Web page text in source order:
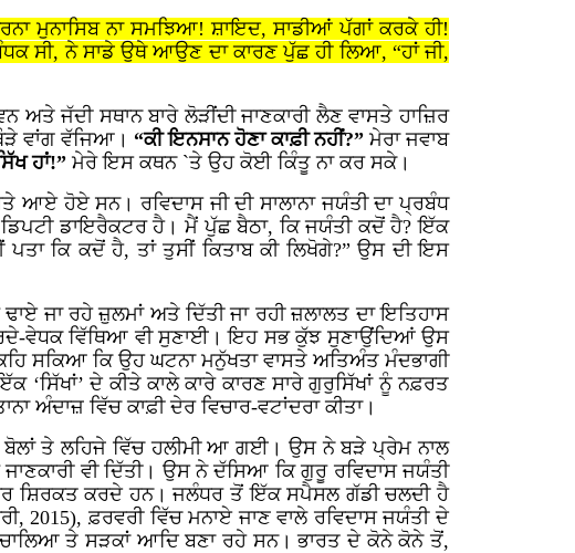
ਮੁਨਾਸਿਬ ਨਾ ਸਮਝਿਆ! ਸ਼ਾਇਦ, ਸਾਡੀਆਂ ਪੱਗਾਂ ਕਰਕੇ ਹੀ!
ਸੀ, ਨੇ ਸਾਡੇ ਉਥੇ ਆਉਣ ਦਾ ਕਾਰਣ ਪੁੱਛ ਹੀ ਲਿਆ, “ਹਾਂ ਜੀ,
ਜੱਦੀ ਸਥਾਨ ਬਾਰੇ ਲੋੜੀਂਦੀ ਜਾਣਕਾਰੀ ਲੈਣ ਵਾਸਤੇ ਹਾਜ਼ਿਰ
ਵਾਂਗ ਵੱਜਿਆ। “ਕੀ ਇਨਸਾਨ ਹੋਣਾ ਕਾਫ਼ੀ ਨਹੀਂ?” ਮੇਰਾ ਜਵਾਬ
ਹਾਂ!” ਮੇਰੇ ਇਸ ਕਥਨ `ਤੇ ਉਹ ਕੋਈ ਕਿੰਤੂ ਨਾ ਕਰ ਸਕੇ।
ਹੋਏ ਸਨ। ਰਵਿਦਾਸ ਜੀ ਦੀ ਸਾਲਾਨਾ ਜਯੰਤੀ ਦਾ ਪ੍ਰਬੰਧ
ਡਾਇਰੈਕਟਰ ਹੈ। ਮੈਂ ਪੁੱਛ ਬੈਠਾ, ਕਿ ਜਯੰਤੀ ਕਦੋਂ ਹੈ? ਇੱਕ
ਕਿ ਕਦੋਂ ਹੈ, ਤਾਂ ਤੁਸੀਂ ਕਿਤਾਬ ਕੀ ਲਿਖੋਗੇ?” ਉਸ ਦੀ ਇਸ
ਜਾ ਰਹੇ ਜ਼ੁਲਮਾਂ ਅਤੇ ਦਿੱਤੀ ਜਾ ਰਹੀ ਜ਼ਲਾਲਤ ਦਾ ਇਤਿਹਾਸ
ਵੇਧਕ ਵਿੱਥਿਆ ਵੀ ਸੁਣਾਈ। ਇਹ ਸਭ ਕੁੱਝ ਸੁਣਾਉਂਦਿਆਂ ਉਸ
ਸਕਿਆ ਕਿ ਉਹ ਘਟਨਾ ਮਨੁੱਖਤਾ ਵਾਸਤੇ ਅਤਿਅੰਤ ਮੰਦਭਾਗੀ
‘ਸਿੱਖਾਂ’ ਦੇ ਕੀਤੇ ਕਾਲੇ ਕਾਰੇ ਕਾਰਣ ਸਾਰੇ ਗੁਰੁਸਿੱਖਾਂ ਨੂੰ ਨਫ਼ਰਤ
ਅੰਦਾਜ਼ ਵਿੱਚ ਕਾਫ਼ੀ ਦੇਰ ਵਿਚਾਰ-ਵਟਾਂਦਰਾ ਕੀਤਾ।
ਬੋਲਾਂ ਤੇ ਲਹਿਜੇ ਵਿੱਚ ਹਲੀਮੀ ਆ ਗਈ। ਉਸ ਨੇ ਬੜੇ ਪ੍ਰੇਮ ਨਾਲ
ਵੀ ਦਿੱਤੀ। ਉਸ ਨੇ ਦੱਸਿਆ ਕਿ ਗੁਰੂ ਰਵਿਦਾਸ ਜਯੰਤੀ
ਸ਼ਿਰਕਤ ਕਰਦੇ ਹਨ। ਜਲੰਧਰ ਤੋਂ ਇੱਕ ਸਪੈਸਲ ਗੱਡੀ ਚਲਦੀ ਹੈ
2015), ਫ਼ਰਵਰੀ ਵਿੱਚ ਮਨਾਏ ਜਾਣ ਵਾਲੇ ਰਵਿਦਾਸ ਜਯੰਤੀ ਦੇ
ਤੇ ਸੜਕਾਂ ਆਦਿ ਬਣਾ ਰਹੇ ਸਨ। ਭਾਰਤ ਦੇ ਕੋਨੇ ਕੋਨੇ ਤੋਂ,